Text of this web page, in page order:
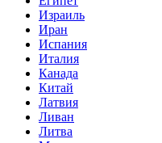
Израиль
Иран
Испания
Италия
Канада
Китай
Латвия
Ливан
Литва